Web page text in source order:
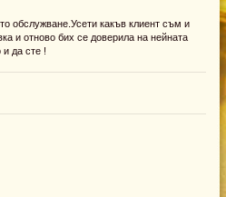
обслужване.Усети какъв клиент съм и
и отново бих се доверила на нейната
да сте !